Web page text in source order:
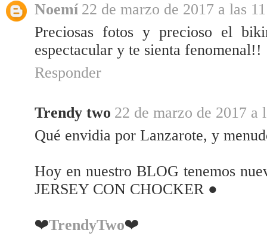
Noemí 22 de marzo de 2017 a las
Preciosas fotos y precioso el
espectacular y te sienta fenomenal!!
Responder
Trendy two 22 de marzo de 2017 a
Qué envidia por Lanzarote, y
Hoy en nuestro BLOG tenemos
JERSEY CON CHOCKER ●
❤️TrendyTwo❤